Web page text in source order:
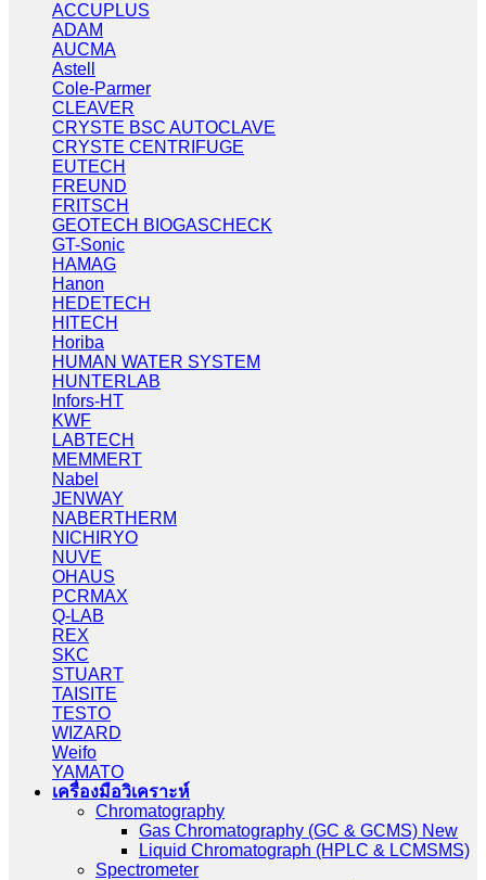
ACCUPLUS
ADAM
AUCMA
Astell
Cole-Parmer
CLEAVER
CRYSTE BSC AUTOCLAVE
CRYSTE CENTRIFUGE
EUTECH
FREUND
FRITSCH
GEOTECH BIOGASCHECK
GT-Sonic
HAMAG
Hanon
HEDETECH
HITECH
Horiba
HUMAN WATER SYSTEM
HUNTERLAB
Infors-HT
KWF
LABTECH
MEMMERT
Nabel
JENWAY
NABERTHERM
NICHIRYO
NUVE
OHAUS
PCRMAX
Q-LAB
REX
SKC
STUART
TAISITE
TESTO
WIZARD
Weifo
YAMATO
เครื่องมือวิเคราะห์
Chromatography
Gas Chromatography (GC & GCMS) New
Liquid Chromatograph (HPLC & LCMSMS)
Spectrometer